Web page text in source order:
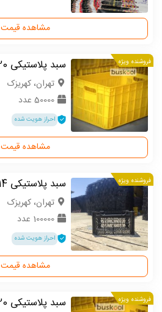
مشاهده قیمت
فروشنده ویژه سبد پلاستیکی 20 کیلویی کشمشی
تهران، کهریزک
50000 عدد
احراز هویت شده
مشاهده قیمت
فروشنده ویژه سبد پلاستیکی 14 کیلویی
تهران، کهریزک
100000 عدد
احراز هویت شده
مشاهده قیمت
فروشنده ویژه سبد پلاستیکی 20 کیلویی